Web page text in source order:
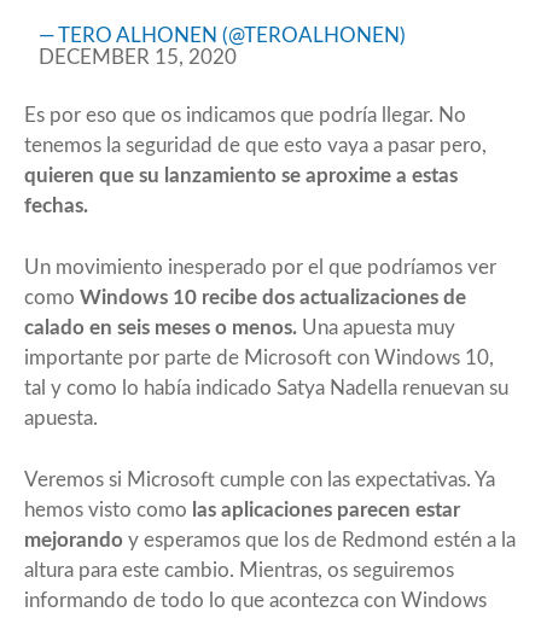
— TERO ALHONEN (@TEROALHONEN)
DECEMBER 15, 2020
Es por eso que os indicamos que podría llegar. No
tenemos la seguridad de que esto vaya a pasar pero,
quieren que su lanzamiento se aproxime a estas
fechas.
Un movimiento inesperado por el que podríamos ver
como Windows 10 recibe dos actualizaciones de
calado en seis meses o menos. Una apuesta muy
importante por parte de Microsoft con Windows 10,
tal y como lo había indicado Satya Nadella renuevan su
apuesta.
Veremos si Microsoft cumple con las expectativas. Ya
hemos visto como las aplicaciones parecen estar
mejorando y esperamos que los de Redmond estén a la
altura para este cambio. Mientras, os seguiremos
informando de todo lo que acontezca con Windows